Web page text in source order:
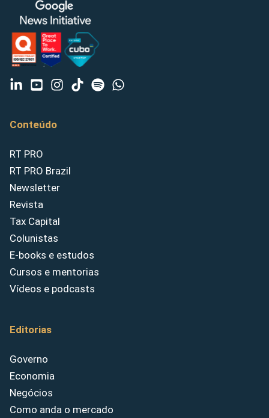
Conteúdo
RT PRO
RT PRO Brazil
Newsletter
Revista
Tax Capital
Colunistas
E-books e estudos
Cursos e mentorias
Vídeos e podcasts
Editorias
Governo
Economia
Negócios
Como anda o mercado